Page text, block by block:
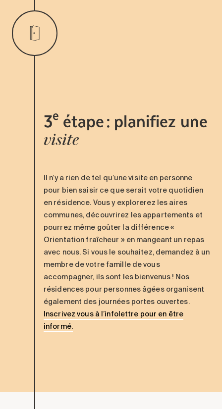
3e étape : planifiez une
visite
Il n’y a rien de tel qu’une visite en personne
pour bien saisir ce que serait votre quotidien
en résidence. Vous y explorerez les aires
communes, découvrirez les appartements et
pourrez même goûter la différence «
Orientation fraîcheur » en mangeant un repas
avec nous. Si vous le souhaitez, demandez à un
membre de votre famille de vous
accompagner, ils sont les bienvenus ! Nos
résidences pour personnes âgées organisent
également des journées portes ouvertes.
Inscrivez vous à l’infolettre pour en être
informé.